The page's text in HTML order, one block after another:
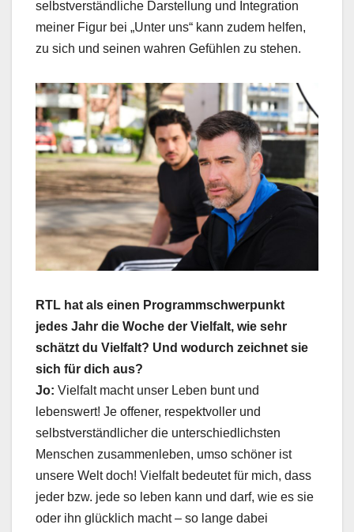
selbstverständliche Darstellung und Integration
meiner Figur bei „Unter uns“ kann zudem helfen,
zu sich und seinen wahren Gefühlen zu stehen.
RTL hat als einen Programmschwerpunkt
jedes Jahr die Woche der Vielfalt, wie sehr
schätzt du Vielfalt? Und wodurch zeichnet sie
sich für dich aus?
Jo: Vielfalt macht unser Leben bunt und
lebenswert! Je offener, respektvoller und
selbstverständlicher die unterschiedlichsten
Menschen zusammenleben, umso schöner ist
unsere Welt doch! Vielfalt bedeutet für mich, dass
jeder bzw. jede so leben kann und darf, wie es sie
oder ihn glücklich macht – so lange dabei